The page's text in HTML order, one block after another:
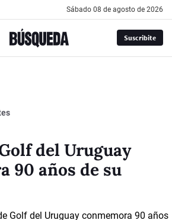
sábado 08 de agosto de 2026
Suscribite
del Uruguay
90 años de su